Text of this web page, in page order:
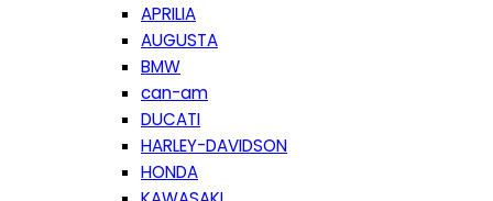
APRILIA
AUGUSTA
BMW
can-am
DUCATI
HARLEY-DAVIDSON
HONDA